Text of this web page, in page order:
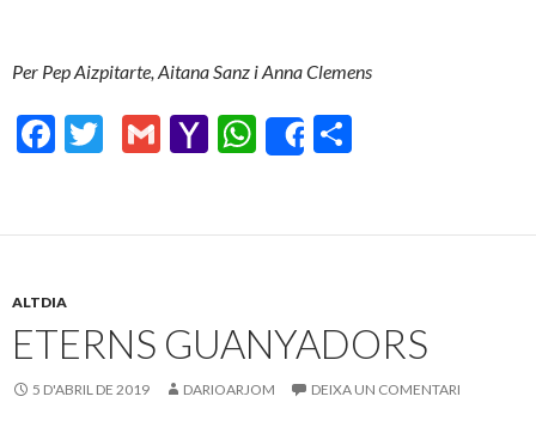
Per Pep Aizpitarte, Aitana Sanz i Anna Clemens
F
b
o
o
k
T
er
G
l
Y
o
M
ai
l
W
s
p
p
Share
p
te
ix
ALTDIA
ETERNS GUANYADORS
5 D'ABRIL DE 2019 DARIOARJOM DEIXA UN COMENTARI